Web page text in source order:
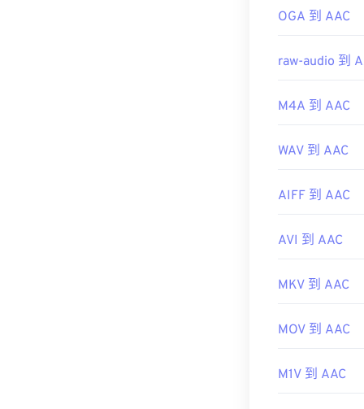
https://
OGA 到 AAC
raw-audio 到
M4A 到 AAC
WAV 到 AAC
AIFF 到 AAC
AVI 到 AAC
MKV 到 AAC
MOV 到 AAC
M1V 到 AAC